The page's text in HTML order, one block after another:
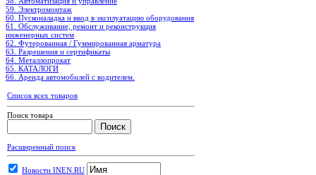
59. Электромонтаж
60. Пусконаладка и ввод в эксплуатацию оборудования
61. Обслуживание, ремонт и реконструкция
инженерных систем
62. Футерованная / Гуммированная арматура
63. Разрешения и сертификаты
64. Металлопрокат
65. КАТАЛОГИ
66. Аренда автомобилей с водителем.
Список всех товаров
Поиск товара
Расширенный поиск
Новости INEN.RU